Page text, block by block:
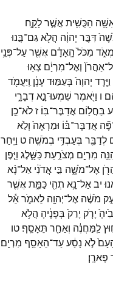
הַכֻּשִׁ֖יתאֲשֶׁ֣רלָקָ֑ח
דִּבֶּ֣ר יְהוָ֔ה הֲלֹ֖אגַּם־בָּ֣נוּ
מְאֹ֑ד מִכֹּל֙ הָֽאָדָ֔ם אֲשֶׁ֖רעַל־פְּנֵ֥י
אַהֲרֹן֙ וְאֶל־מִרְיָ֔ם צְא֥וּ
וַיֵּ֤רֶד יְהוָה֙ בְּעַמּ֣וּדעָנָ֔ן וַֽיַּעֲמֹ֖ד
ו וַיֹּ֖אמֶר שִׁמְעוּ־נָ֣אדְבָרָ֑י
בַּחֲל֖וֹם אֲדַבֶּר־בּֽוֹ׃ זלֹא־כֵ֖ן
פֶּ֞ה אֲדַבֶּר־בּ֗וֹ וּמַרְאֶה֙ וְלֹ֣א
לְדַבֵּ֖ר בְּעַבְדִּ֥י בְמֹשֶֽׁה׃ ט וַיִּֽחַר
מִרְיָ֖ם מְצֹרַ֣עַתכַּשָּׁ֑לֶג וַיִּ֧פֶן
אֶל־מֹשֶׁ֑ה בִּ֣י אֲדֹנִ֔י אַל־נָ֨א
יבאַל־נָ֥א תְהִ֖י כַּמֵּ֑תאֲשֶׁ֤ר
מֹשֶׁ֔ה אֶל־יְהוָ֖ה לֵאמֹ֑ראֵ֕ל
יָרֹ֤ק יָרַק֙ בְּפָנֶ֔יהָ הֲלֹ֥א
לַֽמַּחֲנֶ֔ה וְאַחַ֖ר תֵּאָסֵֽף׃ טו
לֹ֣א נָסַ֔עעַד־הֵאָסֵ֖ף מִרְיָֽם׃
פָּארָֽן׃